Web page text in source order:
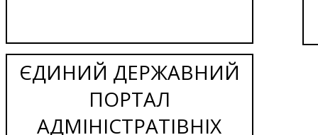
ЄДИНИЙ ДЕРЖАВНИЙ
ПОРТАЛ
АДМІНІСТРАТІВНІХ